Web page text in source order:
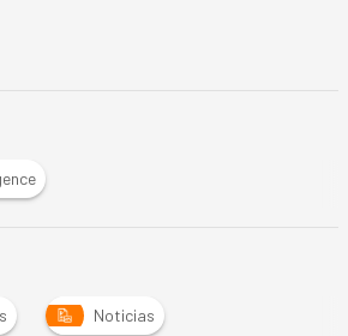
Noticias